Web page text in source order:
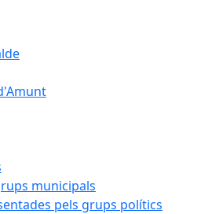
municipals
pels grups polítics